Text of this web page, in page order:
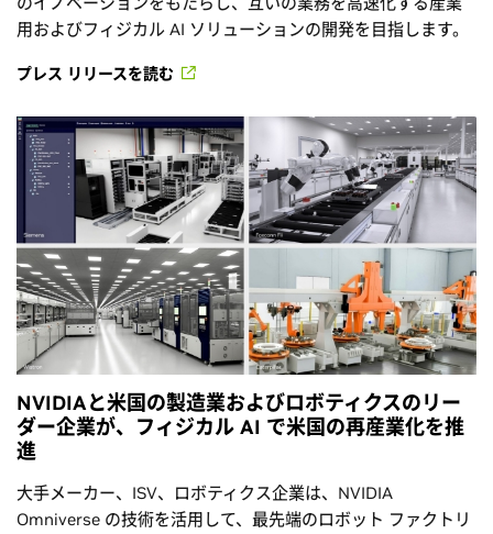
用およびフィジカル AI ソリューションの開発を目指します。
プレス リリースを読む
NVIDIAと米国の製造業およびロボティクスのリー
ダー企業が、フィジカル AI で米国の再産業化を推
進
大手メーカー、ISV、ロボティクス企業は、NVIDIA
Omniverse の技術を活用して、最先端のロボット ファクトリ